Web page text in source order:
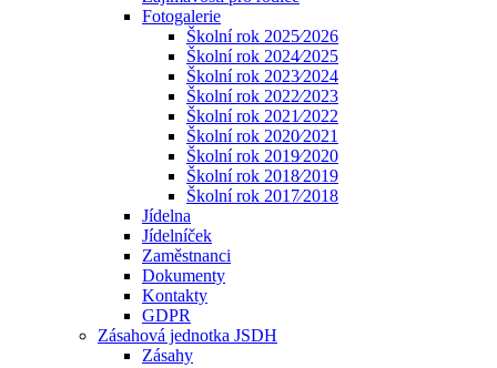
Fotogalerie
Školní rok 2025⁄2026
Školní rok 2024⁄2025
Školní rok 2023⁄2024
Školní rok 2022⁄2023
Školní rok 2021⁄2022
Školní rok 2020⁄2021
Školní rok 2019⁄2020
Školní rok 2018⁄2019
Školní rok 2017⁄2018
Jídelna
Jídelníček
Zaměstnanci
Dokumenty
Kontakty
GDPR
Zásahová jednotka JSDH
Zásahy